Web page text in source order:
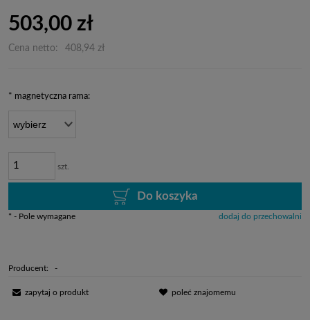
503,00 zł
Cena netto: 408,94 zł
* magnetyczna rama:
szt.
Do koszyka
dodaj do przechowalni
* - Pole wymagane
Producent: -
zapytaj o produkt poleć znajomemu